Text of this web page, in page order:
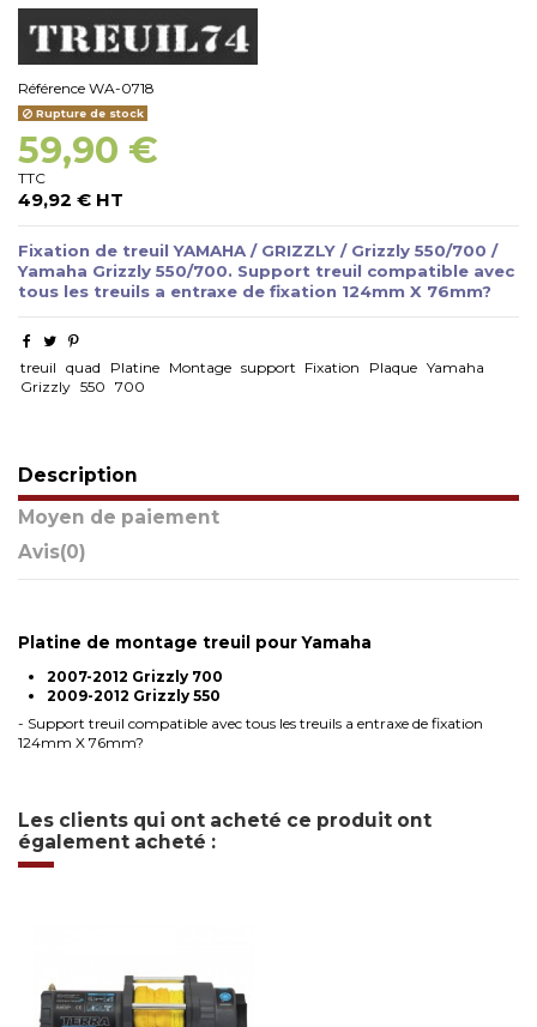
Référence WA-0718
Rupture de stock
59,90 €
TTC
49,92 € HT
Fixation de treuil YAMAHA / GRIZZLY / Grizzly 550/700 /
Yamaha Grizzly 550/700. Support treuil compatible avec
tous les treuils a entraxe de fixation 124mm X 76mm?
treuil quad Platine Montage support Fixation Plaque Yamaha
Grizzly 550 700
Description
Moyen de paiement
Avis(0)
Platine de montage treuil pour Yamaha
2007-2012 Grizzly 700
2009-2012 Grizzly 550
- Support treuil compatible avec tous les treuils a entraxe de fixation
124mm X 76mm?
Les clients qui ont acheté ce produit ont
également acheté :